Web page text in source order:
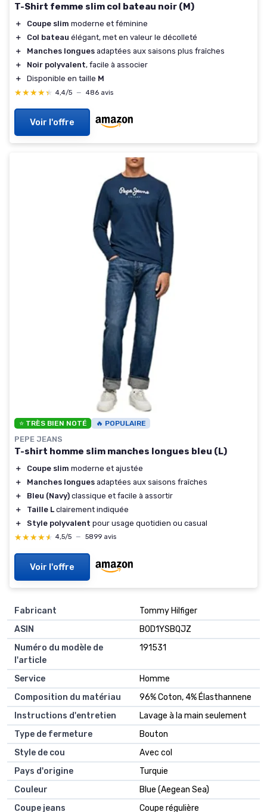
T-Shirt femme slim col bateau noir (M)
＋ Coupe slim moderne et féminine
＋
Col bateau élégant, met en valeur le décolleté
＋
Manches longues adaptées aux saisons plus fraîches
＋
Noir polyvalent, facile à associer
＋
Disponible en taille M
★★★★★
★★★★★ 4,4/5 — 486 avis
Voir l'offre
⭐ TRÈS BIEN NOTÉ 🔥 POPULAIRE
PEPE JEANS
T-shirt homme slim manches longues bleu (L)
＋ Coupe slim moderne et ajustée
＋
Manches longues adaptées aux saisons fraîches
＋
Bleu (Navy) classique et facile à assortir
＋
Taille L clairement indiquée
＋
Style polyvalent pour usage quotidien ou casual
★★★★★
★★★★★ 4,5/5 — 5899 avis
Voir l'offre
Fabricant
Tommy Hilfiger
ASIN
B0D1YSBQJZ
Numéro du modèle de
l'article
191531
Service
Homme
Composition du matériau
96% Coton, 4% Élasthannene
Instructions d'entretien
Lavage à la main seulement
Type de fermeture
Bouton
Style de cou
Avec col
Pays d'origine
Turquie
Couleur
Blue (Aegean Sea)
Coupe jeans
Coupe régulière